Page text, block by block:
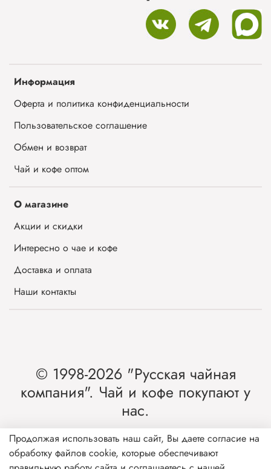
Информация
Оферта и политика конфиденциальности
Пользовательское соглашение
Обмен и возврат
Чай и кофе оптом
О магазине
Акции и скидки
Интересно о чае и кофе
Доставка и оплата
Наши контакты
© 1998-2026 "Русская чайная
компания". Чай и кофе покупают у
нас.
Интернет-магазин чая и кофе от лидера
рынка России.
Продолжая использовать наш сайт, Вы даете согласие на
обработку файлов cookie, которые обеспечивают